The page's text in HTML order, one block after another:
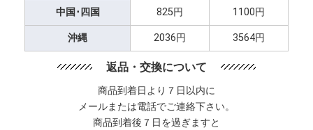
中国･四国 825円 1100円
沖縄 2036円 3564円
返品・交換について
商品到着日より７日以内に
メールまたは電話でご連絡下さい。
商品到着後７日を過ぎますと